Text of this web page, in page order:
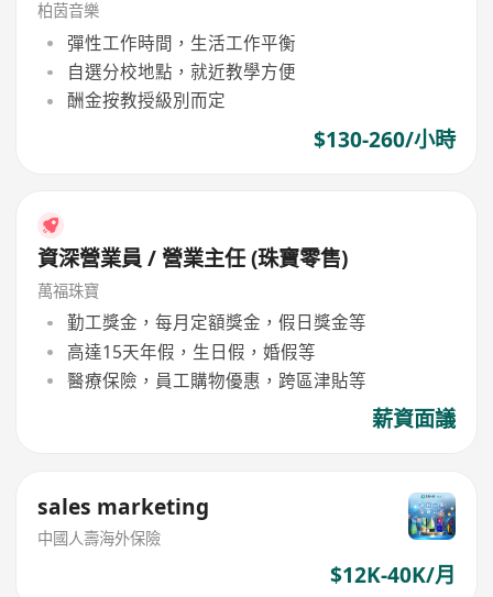
柏茵音樂
彈性工作時間，生活工作平衡
自選分校地點，就近教學方便
酬金按教授級別而定
$130-260/小時
資深營業員 / 營業主任 (珠寶零售)
萬福珠寶
勤工獎金，每月定額獎金，假日獎金等
高達15天年假，生日假，婚假等
醫療保險，員工購物優惠，跨區津貼等
薪資面議
sales marketing
中國人壽海外保險
$12K-40K/月